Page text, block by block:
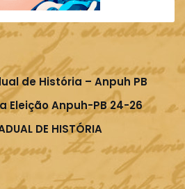
de História – Anpuh PB
Eleição Anpuh-PB 24-26
DE HISTÓRIA